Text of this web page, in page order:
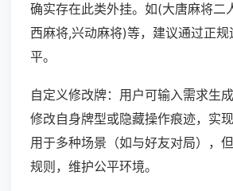
确实存在此类外挂。如(大唐麻将二
西麻将,兴动麻将)等，建议通过正
平。
自定义修改牌：用户可输入需求生
修改自身牌型或隐藏操作痕迹，实
用于多种场景（如与好友对局），
规则，维护公平环境。